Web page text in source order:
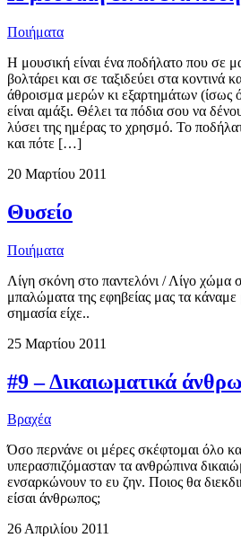
Ποιήματα
Η μουσική είναι ένα ποδήλατο που σε
βολτάρει και σε ταξιδεύει στα κοντινά
άθροισμα μερών κι εξαρτημάτων (ίσως
είναι αμάξι. Θέλει τα πόδια σου να
λύσει της ημέρας το χρησμό. Το
και πότε […]
20 Μαρτίου 2011
Θυσείο
Ποιήματα
Λίγη σκόνη στο παντελόνι / Λίγο χώμα
μπαλώματα της εφηβείας μας τα κάναμε
σημασία είχε..
25 Μαρτίου 2011
#9 – Δικαιωματικά
Βραχέα
Όσο περνάνε οι μέρες σκέφτομαι όλο
υπερασπιζόμασταν τα ανθρώπινα
ενσαρκώνουν το ευ ζην. Ποιος θα
είσαι άνθρωπος;
26 Απριλίου 2011